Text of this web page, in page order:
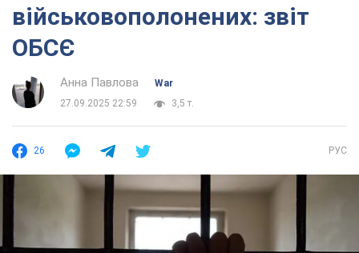
військовополонених: звіт
ОБСЄ
Анна Павлова
War
27.09.2025 22:59
3,5 т.
26 РУС